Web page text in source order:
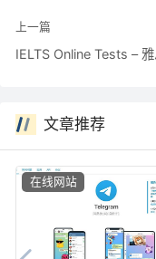
上一篇
文章推荐
在线网站